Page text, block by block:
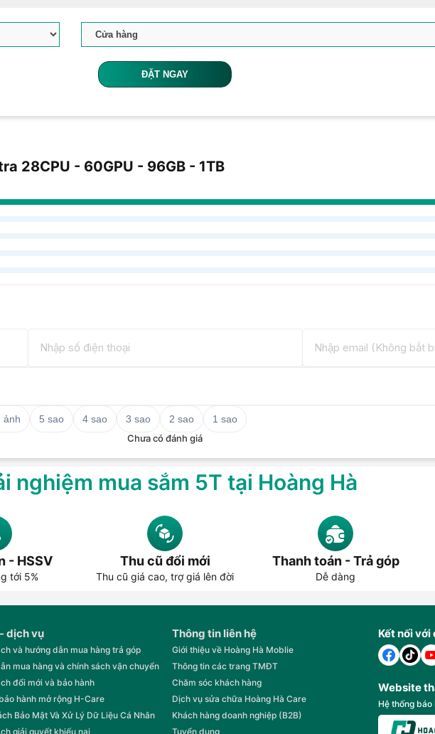
ĐẶT NGAY
28CPU - 60GPU - 96GB - 1TB
ảnh 5 sao 4 sao 3 sao 2 sao
1 sao
Chưa có đánh giá
nghiệm mua sắm 5T tại Hoàng Hà
- HSSV
tới 5%
Thu cũ đổi mới
Thu cũ giá cao, trợ giá lên đời
Thanh toán - Trả góp
Dễ dàng
dịch vụ
và hướng dẫn mua hàng trả góp
mua hàng và chính sách vận chuyển
đổi mới và bảo hành
hành mở rộng H-Care
Bảo Mật Và Xử Lý Dữ Liệu Cá Nhân
giải quyết khiếu nại
Thông tin liên hệ
Giới thiệu về Hoàng Hà Moblie
Thông tin các trang TMĐT
Chăm sóc khách hàng
Dịch vụ sửa chữa Hoàng Hà Care
Khách hàng doanh nghiệp (B2B)
Tuyển dụng
Kết nối
Website
Hệ thống